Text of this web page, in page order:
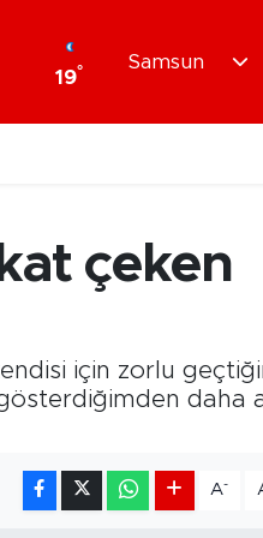
19°
Samsun
çeken
için zorlu
daha
A-